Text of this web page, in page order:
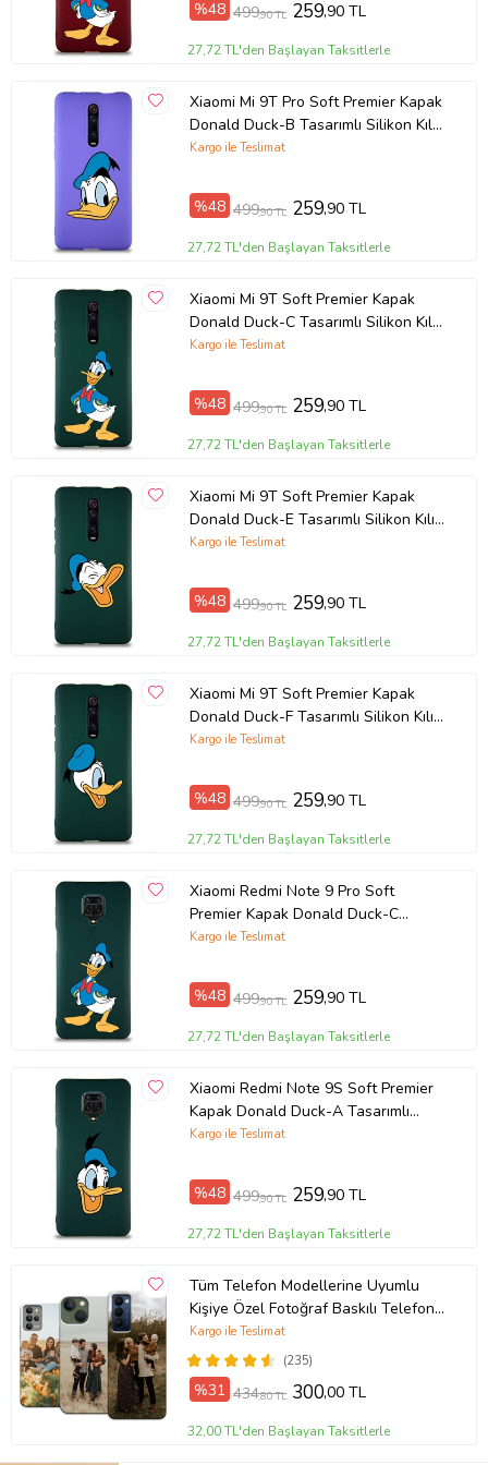
Ürün Kodu:kcm16906447
%48 499,90 TL 259,90 TL
27,72 TL'den Başlayan Taksitlerle
Xiaomi Mi 9T Pro Soft Premier Kapak
Donald Duck-B Tasarımlı Silikon Kılıf
- Mor (Şeffaf)
Kargo ile Teslimat
%48 499,90 TL 259,90 TL
27,72 TL'den Başlayan Taksitlerle
Xiaomi Mi 9T Soft Premier Kapak
Donald Duck-C Tasarımlı Silikon Kılıf
- Yeşil (Şeffaf)
Kargo ile Teslimat
%48 499,90 TL 259,90 TL
27,72 TL'den Başlayan Taksitlerle
Xiaomi Mi 9T Soft Premier Kapak
Donald Duck-E Tasarımlı Silikon Kılıf
- Yeşil (Şeffaf)
Kargo ile Teslimat
%48 499,90 TL 259,90 TL
27,72 TL'den Başlayan Taksitlerle
Xiaomi Mi 9T Soft Premier Kapak
Donald Duck-F Tasarımlı Silikon Kılıf
- Yeşil (Şeffaf)
Kargo ile Teslimat
%48 499,90 TL 259,90 TL
27,72 TL'den Başlayan Taksitlerle
Xiaomi Redmi Note 9 Pro Soft
Premier Kapak Donald Duck-C
Tasarımlı Silikon Kılıf - Yeşil (Şeffaf)
Kargo ile Teslimat
%48 499,90 TL 259,90 TL
27,72 TL'den Başlayan Taksitlerle
Xiaomi Redmi Note 9S Soft Premier
Kapak Donald Duck-A Tasarımlı
Silikon Kılıf - Yeşil (Şeffaf)
Kargo ile Teslimat
%48 499,90 TL 259,90 TL
27,72 TL'den Başlayan Taksitlerle
Tüm Telefon Modellerine Uyumlu
Kişiye Özel Fotoğraf Baskılı Telefon
Kılıfı
(235)
Kargo ile Teslimat
%31 434,80 TL 300,00 TL
32,00 TL'den Başlayan Taksitlerle